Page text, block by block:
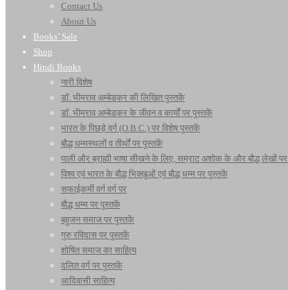
Contact Us
About Us
Books’ Sale
Shop
Hindi Books
नारी विशेष
डॉ. भीमराव अम्बेडकर की लिखित पुस्तकें
डॉ. भीमराव अम्बेडकर के जीवन व कार्यों पर पुस्तकें
भारत के पिछड़े वर्ग (O.B.C.) पर विशेष पुस्तकें
बौद्ध धम्मस्थलों व तीर्थों पर पुस्तकें
पाली और ब्राह्मी भाषा सीखने के लिए, सम्राट अशोक के और बौद्ध लेखों
विश्व एवं भारत के बौद्ध भिक्खुओं एवं बौद्ध धम्म पर पुस्तकें
सफाईकर्मी वर्ग वर्ग पर
बौद्ध धम्म पर पुस्तकें
बहुजन समाज पर पुस्तकें
गुरु रविदास पर पुस्तकें
शोषित समाज का साहित्य
दलित वर्ग पर पुस्तकें
आदिवासी साहित्य